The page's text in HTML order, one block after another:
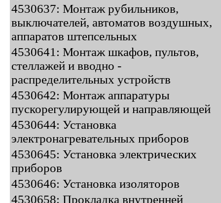
4530637: Монтаж рубильников,
выключателей, автоматов воздушных,
аппаратов штепсельных
4530641: Монтаж шкафов, пультов,
стеллажей и вводно -
распределительных устройств
4530642: Монтаж аппаратуры
пускорегулирующей и направляющей
4530644: Установка
электронагревательных приборов
4530645: Установка электрических
приборов
4530646: Установка изоляторов
4530658: Прокладка внутренней